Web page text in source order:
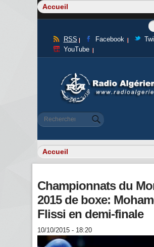
RSS Facebook
YouTube
Formulaire de
Rechercher
Championnats du
2015 de boxe:
Flissi en demi-finale
10/10/2015 - 18:20